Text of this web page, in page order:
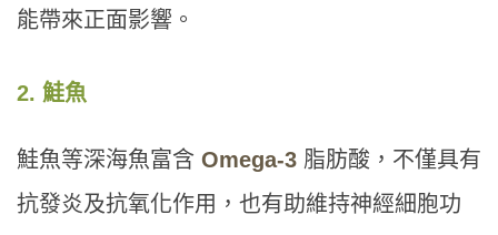
能帶來正面影響。
2. 鮭魚
鮭魚等深海魚富含 Omega-3 脂肪酸，不僅具有
抗發炎及抗氧化作用，也有助維持神經細胞功